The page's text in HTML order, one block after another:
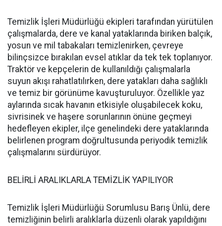
Temizlik İşleri Müdürlüğü ekipleri tarafından yürütülen
çalışmalarda, dere ve kanal yataklarında biriken balçık,
yosun ve mil tabakaları temizlenirken, çevreye
bilinçsizce bırakılan evsel atıklar da tek tek toplanıyor.
Traktör ve kepçelerin de kullanıldığı çalışmalarla
suyun akışı rahatlatılırken, dere yatakları daha sağlıklı
ve temiz bir görünüme kavuşturuluyor. Özellikle yaz
aylarında sıcak havanın etkisiyle oluşabilecek koku,
sivrisinek ve haşere sorunlarının önüne geçmeyi
hedefleyen ekipler, ilçe genelindeki dere yataklarında
belirlenen program doğrultusunda periyodik temizlik
çalışmalarını sürdürüyor.
BELİRLİ ARALIKLARLA TEMİZLİK YAPILIYOR
Temizlik İşleri Müdürlüğü Sorumlusu Barış Ünlü, dere
temizliğinin belirli aralıklarla düzenli olarak yapıldığını